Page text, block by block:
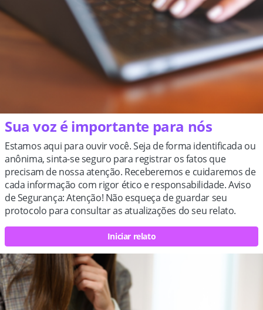
Sua voz é importante para nós
Estamos aqui para ouvir você. Seja de forma identificada ou
anônima, sinta-se seguro para registrar os fatos que
precisam de nossa atenção. Receberemos e cuidaremos de
cada informação com rigor ético e responsabilidade. Aviso
de Segurança: Atenção! Não esqueça de guardar seu
protocolo para consultar as atualizações do seu relato.
Iniciar relato